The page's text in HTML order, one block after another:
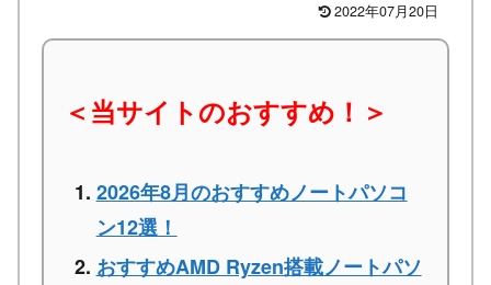
2022年07月20日
＜当サイトのおすすめ！＞
2026年8月のおすすめノートパソコ
ン12選！
おすすめAMD Ryzen搭載ノートパソ